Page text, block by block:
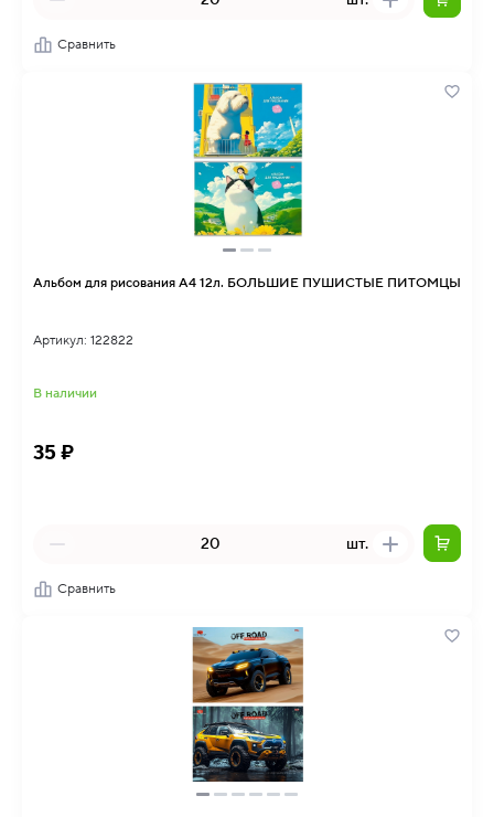
Сравнить
Альбом для рисования А4 12л. БОЛЬШИЕ ПУШИСТЫЕ ПИТОМЦЫ
Артикул: 122822
В наличии
35 ₽
шт.
Сравнить